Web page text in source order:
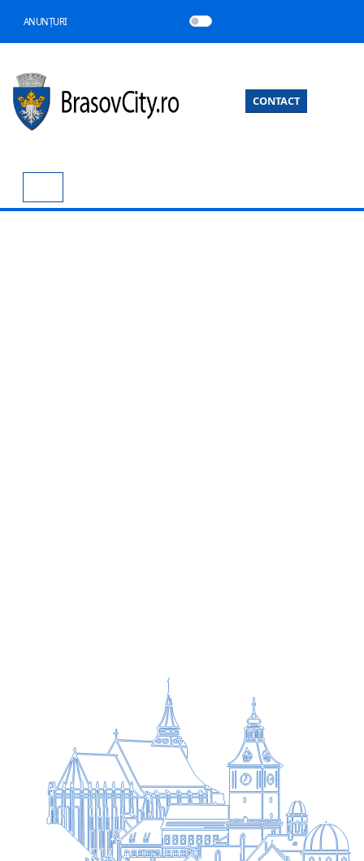
ANUNȚURI
CONTACT